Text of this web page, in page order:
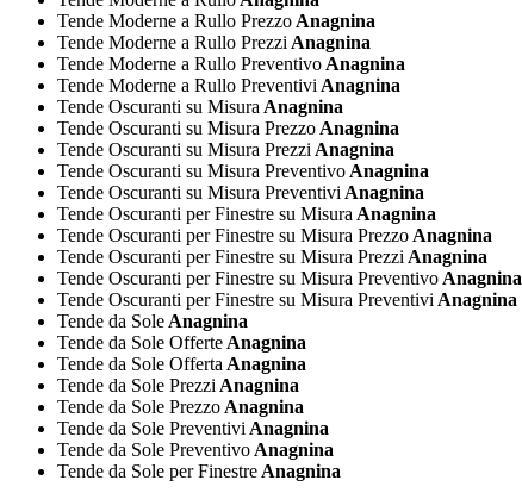
Tende Moderne a Rullo Prezzo Anagnina
Tende Moderne a Rullo Prezzi Anagnina
Tende Moderne a Rullo Preventivo Anagnina
Tende Moderne a Rullo Preventivi Anagnina
Tende Oscuranti su Misura Anagnina
Tende Oscuranti su Misura Prezzo Anagnina
Tende Oscuranti su Misura Prezzi Anagnina
Tende Oscuranti su Misura Preventivo Anagnina
Tende Oscuranti su Misura Preventivi Anagnina
Tende Oscuranti per Finestre su Misura Anagnina
Tende Oscuranti per Finestre su Misura Prezzo Anagnina
Tende Oscuranti per Finestre su Misura Prezzi Anagnina
Tende Oscuranti per Finestre su Misura Preventivo Anagnina
Tende Oscuranti per Finestre su Misura Preventivi Anagnina
Tende da Sole Anagnina
Tende da Sole Offerte Anagnina
Tende da Sole Offerta Anagnina
Tende da Sole Prezzi Anagnina
Tende da Sole Prezzo Anagnina
Tende da Sole Preventivi Anagnina
Tende da Sole Preventivo Anagnina
Tende da Sole per Finestre Anagnina